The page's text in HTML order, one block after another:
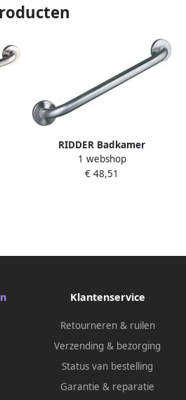
RIDDER Badkamer
handgreep 45 cm geborsteld
roestvrij staal A00145051
1 webshop
€ 48,51
Klantenservice
Retourneren & ruilen
Verzending & bezorging
Status van bestelling
Garantie & reparatie